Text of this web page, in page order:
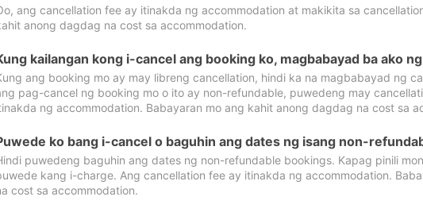
ang cancellation fee ay itinakda ng accommodation at makikita sa
anong dagdag na cost sa accommodation.
kailangan kong i-cancel ang booking ko, magbabayad ba ako
ang booking mo ay may libreng cancellation, hindi ka na magbabayad ng
pag-cancel ng booking mo o ito ay non-refundable, puwedeng may
ng accommodation. Babayaran mo ang kahit anong dagdag na cost sa
ko bang i-cancel o baguhin ang dates ng isang non-
puwedeng baguhin ang dates ng non-refundable bookings. Kapag pinili
kang i-charge. Ang cancellation fee ay itinakda ng accommodation.
cost sa accommodation.